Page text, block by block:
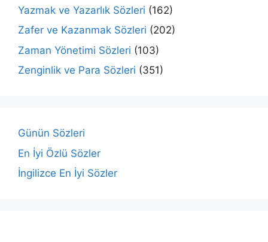
Yazmak ve Yazarlık Sözleri (162)
Zafer ve Kazanmak Sözleri (202)
Zaman Yönetimi Sözleri (103)
Zenginlik ve Para Sözleri (351)
Günün Sözleri
En İyi Özlü Sözler
İngilizce En İyi Sözler